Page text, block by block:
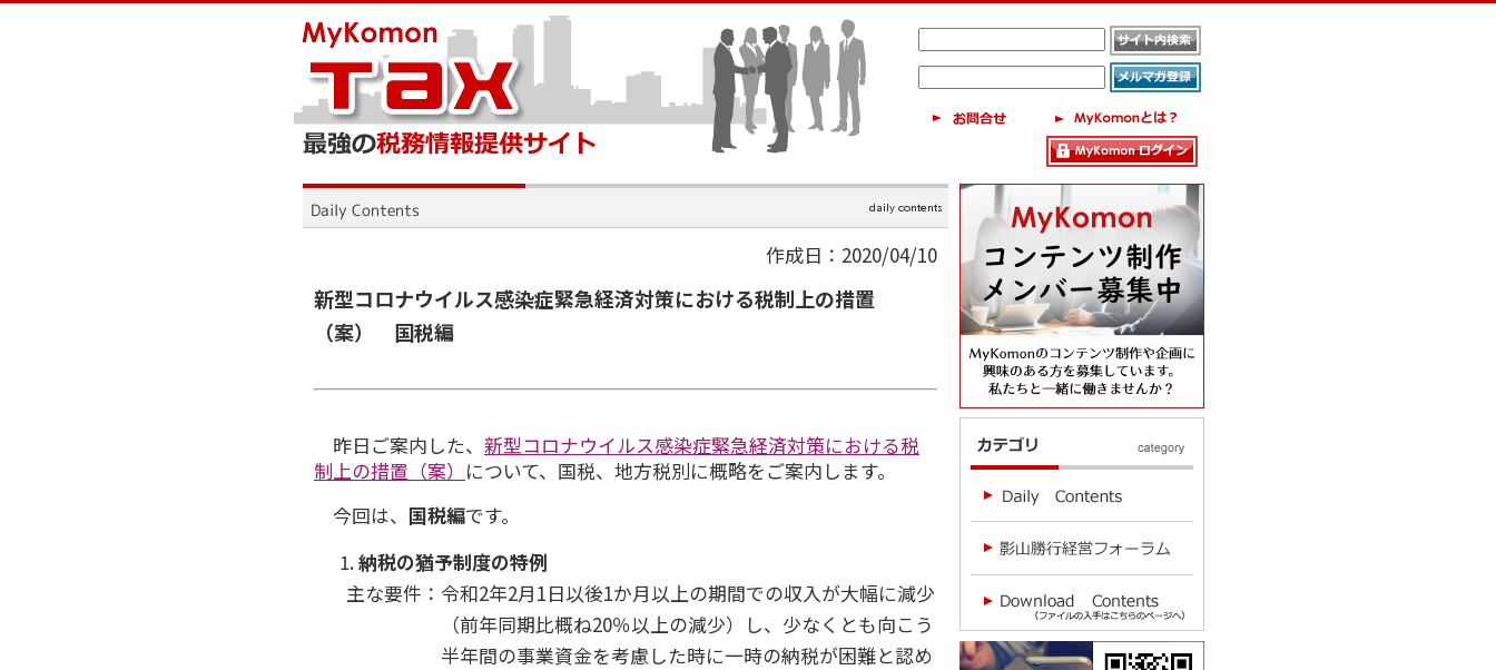
作成日：2020/04/10
新型コロナウイルス感染症緊急経済対策における税制上の措置
（案） 国税編
昨日ご案内した、 新型コロナウイルス感染症緊急経済対策における税
制上の措置（案） について、国税、地方税別に概略をご案内します。
今回は、 国税編です。
納税の猶予制度の特例
主な要件：令和2年2月1日以後1か月以上の期間での収入が大幅に減少
（前年同期比概ね20％以上の減少）し、少なくとも向こう
半年間の事業資金を考慮した時に一時の納税が困難と認め